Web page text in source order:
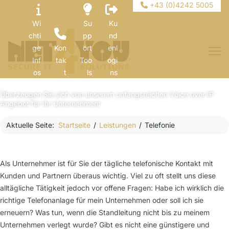
Wi
chti
ge
Inf
os
Kon
tak
t
Su
pp
ort
Too
ls
Ku
nd
enl
ogi
ns
+43 (0)4242 5005
Mit unseren Telefonlösungen erreichen Sie Ihre
Kunden einfach, günstig und überall!
Überzeugen Sie sich von unserem unfangsreichen Voice over IP
Angebot für Ihr Unternehmen!
Aktuelle Seite: Startseite Leistungen Telefonie
Als Unternehmer ist für Sie der tägliche telefonische Kontakt mit
Kunden und Partnern überaus wichtig. Viel zu oft stellt uns diese
alltägliche Tätigkeit jedoch vor offene Fragen: Habe ich wirklich die
richtige Telefonanlage für mein Unternehmen oder soll ich sie
erneuern? Was tun, wenn die Standleitung nicht bis zu meinem
Unternehmen verlegt wurde? Gibt es nicht eine günstigere und